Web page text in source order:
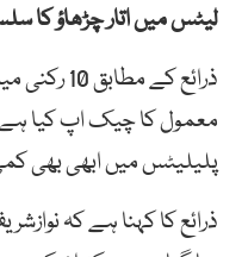
لیٹس میں اتار چڑھاؤ کا
ذرائع کے
معمول کا چیک اپ کیا
پلیلیٹس میں ابھی بھی
ذرائع کا کہنا ہے کہ